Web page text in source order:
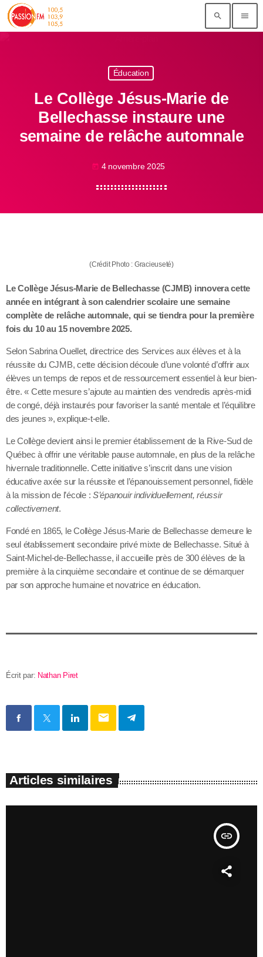
search menu
Éducation
Le Collège Jésus-Marie de
Bellechasse instaure une
semaine de relâche automnale
today 4 novembre 2025
(Crédit Photo : Gracieuseté)
Le Collège Jésus-Marie de Bellechasse (CJMB) innovera cette
année en intégrant à son calendrier scolaire une semaine
complète de relâche automnale, qui se tiendra pour la première
fois du 10 au 15 novembre 2025.
Selon Sabrina Ouellet, directrice des Services aux élèves et à la
réussite du CJMB, cette décision découle d’une volonté d’offrir aux
élèves un temps de repos et de ressourcement essentiel à leur bien-
être. « Cette mesure s’ajoute au maintien des vendredis après-midi
de congé, déjà instaurés pour favoriser la santé mentale et l’équilibre
des jeunes », explique-t-elle.
Le Collège devient ainsi le premier établissement de la Rive-Sud de
Québec à offrir une véritable pause automnale, en plus de la relâche
hivernale traditionnelle. Cette initiative s’inscrit dans une vision
éducative axée sur la réussite et l’épanouissement personnel, fidèle
à la mission de l’école : S’épanouir individuellement, réussir
collectivement.
Fondé en 1865, le Collège Jésus-Marie de Bellechasse demeure le
seul établissement secondaire privé mixte de Bellechasse. Situé à
Saint-Michel-de-Bellechasse, il accueille près de 300 élèves de la
première à la cinquième secondaire et continue de se démarquer
par son approche humaine et novatrice en éducation.
Écrit par: Nathan Piret
email
Articles similaires
insert_link